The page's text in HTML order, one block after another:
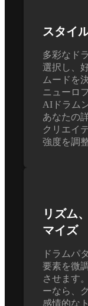
スタイ
多彩なド
選択し、
ムードを
ニューロ
AIドラム
あなたの
クリエイ
強度を調
リズム
マイズ
ドラムパ
要素を微
させます
ーなら、
感情的な